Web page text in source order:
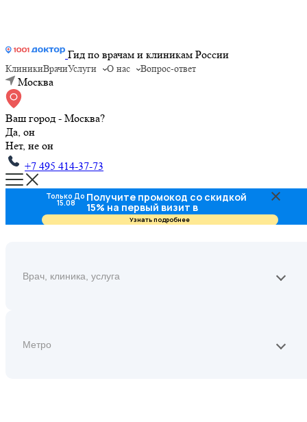
Гид по врачам и клиникам России
КлиникиВрачиУслуги О нас Вопрос-ответ
Москва
Ваш город - Москва?
Да, он
Нет, не он
+7 495 414-37-73
Только До
15.08 Получите промокод со скидкой
15% на первый визит в
стоматологию
Узнать подробнее